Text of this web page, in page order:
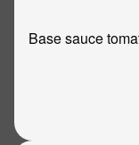
Base sauce